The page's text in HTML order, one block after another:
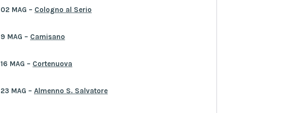
02 MAG – Cologno al Serio
9 MAG – Camisano
16 MAG – Cortenuova
23 MAG – Almenno S. Salvatore